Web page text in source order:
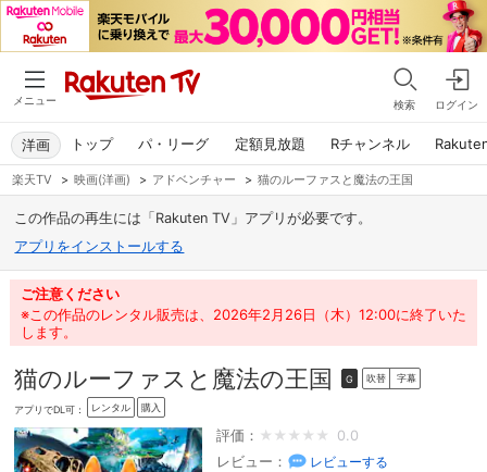
メニュー 検索 ログイン
トップ パ・リーグ 定額見放題 Rチャンネル
洋画
楽天TV > 映画(洋画) > アドベンチャー > 猫のルーファスと魔法の王国
この作品の再生には「Rakuten TV」アプリが必要です。
アプリをインストールする
ご注意ください
※この作品のレンタル販売は、2026年2月26日（木）12:00に終了いた
します。
猫のルーファスと魔法の王国 G 吹替 字幕
アプリでDL可： レンタル 購入
評価：
0.0
レビュー：
レビューする